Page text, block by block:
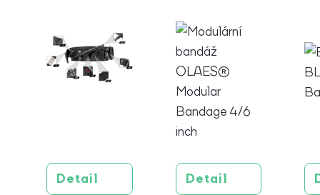
Detail
Detail